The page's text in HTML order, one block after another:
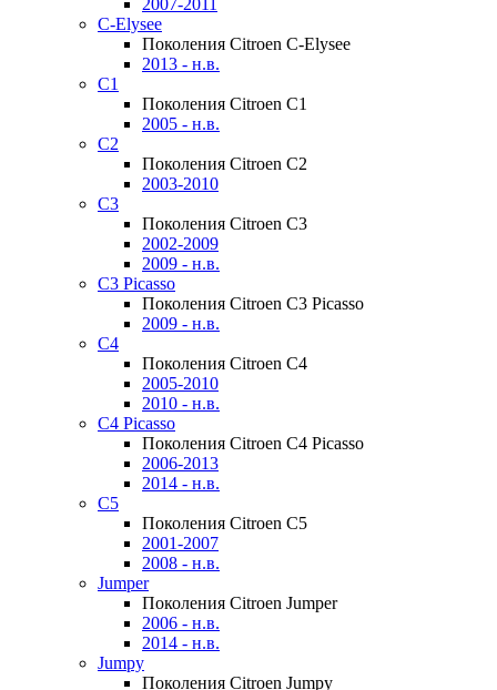
2007-2011
C-Elysee
Поколения Citroen C-Elysee
2013 - н.в.
C1
Поколения Citroen C1
2005 - н.в.
C2
Поколения Citroen C2
2003-2010
C3
Поколения Citroen C3
2002-2009
2009 - н.в.
C3 Picasso
Поколения Citroen C3 Picasso
2009 - н.в.
C4
Поколения Citroen C4
2005-2010
2010 - н.в.
C4 Picasso
Поколения Citroen C4 Picasso
2006-2013
2014 - н.в.
C5
Поколения Citroen C5
2001-2007
2008 - н.в.
Jumper
Поколения Citroen Jumper
2006 - н.в.
2014 - н.в.
Jumpy
Поколения Citroen Jumpy